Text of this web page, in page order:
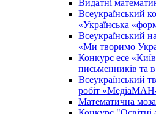
Видатні
Всеукраїнський
«Українська
Всеукраїнський
«Ми творимо
Конкурс есе
письменників та
Всеукраїнський
робіт
Математична